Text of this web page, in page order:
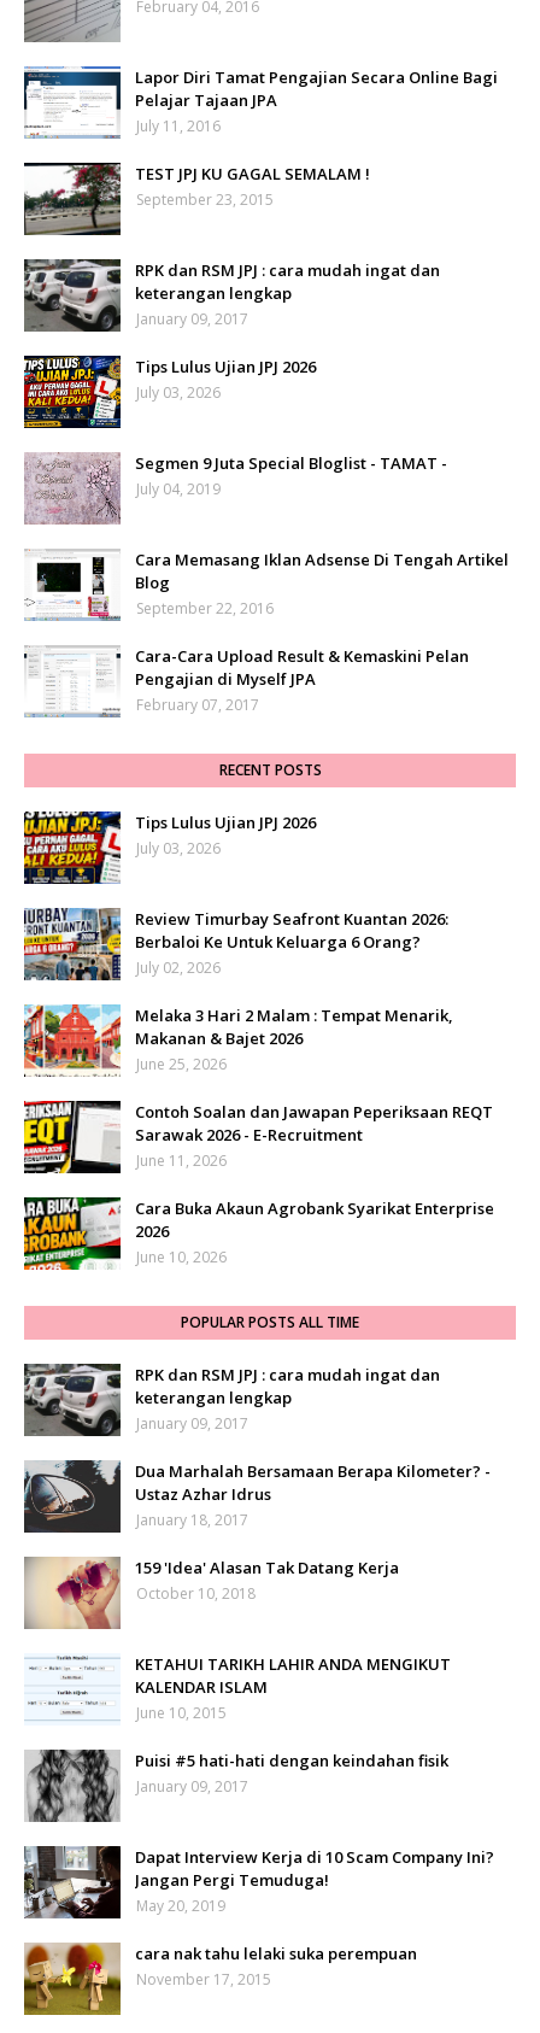
February 04, 2016
Lapor Diri Tamat Pengajian Secara Online Bagi
Pelajar Tajaan JPA
July 11, 2016
TEST JPJ KU GAGAL SEMALAM !
September 23, 2015
RPK dan RSM JPJ : cara mudah ingat dan
keterangan lengkap
January 09, 2017
Tips Lulus Ujian JPJ 2026
July 03, 2026
Segmen 9 Juta Special Bloglist - TAMAT -
July 04, 2019
Cara Memasang Iklan Adsense Di Tengah Artikel
Blog
September 22, 2016
Cara-Cara Upload Result & Kemaskini Pelan
Pengajian di Myself JPA
February 07, 2017
RECENT POSTS
Tips Lulus Ujian JPJ 2026
July 03, 2026
Review Timurbay Seafront Kuantan 2026:
Berbaloi Ke Untuk Keluarga 6 Orang?
July 02, 2026
Melaka 3 Hari 2 Malam : Tempat Menarik,
Makanan & Bajet 2026
June 25, 2026
Contoh Soalan dan Jawapan Peperiksaan REQT
Sarawak 2026 - E-Recruitment
June 11, 2026
Cara Buka Akaun Agrobank Syarikat Enterprise
2026
June 10, 2026
POPULAR POSTS ALL TIME
RPK dan RSM JPJ : cara mudah ingat dan
keterangan lengkap
January 09, 2017
Dua Marhalah Bersamaan Berapa Kilometer? -
Ustaz Azhar Idrus
January 18, 2017
159 'Idea' Alasan Tak Datang Kerja
October 10, 2018
KETAHUI TARIKH LAHIR ANDA MENGIKUT
KALENDAR ISLAM
June 10, 2015
Puisi #5 hati-hati dengan keindahan fisik
January 09, 2017
Dapat Interview Kerja di 10 Scam Company Ini?
Jangan Pergi Temuduga!
May 20, 2019
cara nak tahu lelaki suka perempuan
November 17, 2015